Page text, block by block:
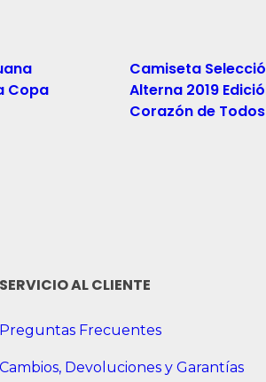
Copa
Camiseta
Alterna 2019
Corazón de Todos
SERVICIO AL CLIENTE
Preguntas Frecuentes
Cambios, Devoluciones y Garantías